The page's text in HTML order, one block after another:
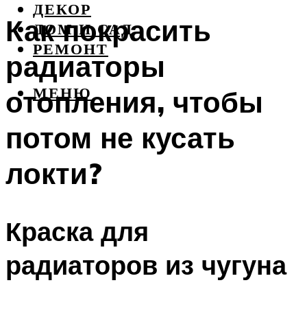
ДЕКОР
ДОМ И САД
РЕМОНТ
МЕНЮ
Как покрасить
радиаторы
отопления, чтобы
потом не кусать
локти?
Краска для
радиаторов из чугуна